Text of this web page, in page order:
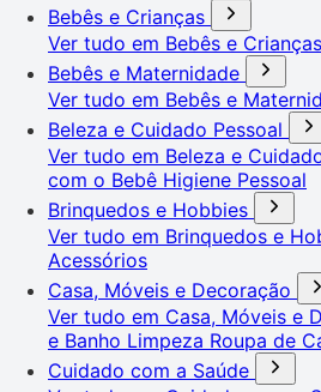
Bebês e Crianças
Ver tudo em Bebês e Crianças
Bebês e Maternidade
Ver tudo em Bebês e
Beleza e Cuidado Pessoal
Ver tudo em Beleza e
com o Bebê Higiene Pessoal
Brinquedos e Hobbies
Ver tudo em Brinquedos e
Acessórios
Casa, Móveis e Decoração
Ver tudo em Casa, Móveis e
e Banho Limpeza Roupa de
Cuidado com a Saúde